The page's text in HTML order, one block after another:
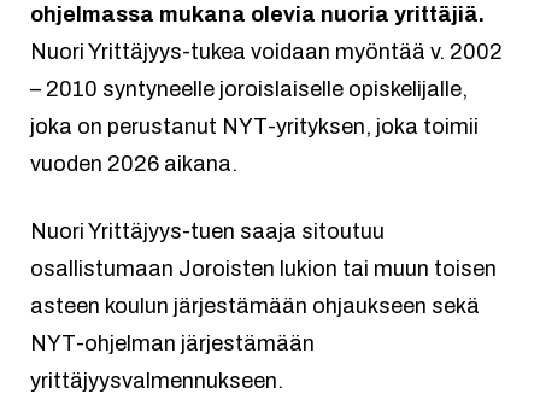
ohjelmassa mukana olevia nuoria yrittäjiä.
Nuori Yrittäjyys-tukea voidaan myöntää v. 2002
– 2010 syntyneelle joroislaiselle opiskelijalle,
joka on perustanut NYT-yrityksen, joka toimii
vuoden 2026 aikana.
Nuori Yrittäjyys-tuen saaja sitoutuu
osallistumaan Joroisten lukion tai muun toisen
asteen koulun järjestämään ohjaukseen sekä
NYT-ohjelman järjestämään
yrittäjyysvalmennukseen.